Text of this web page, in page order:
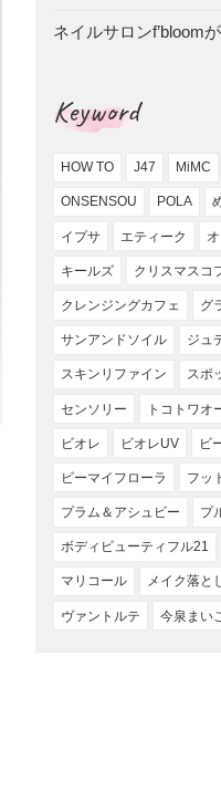
ネイルサロンf’bloom
Keyword
HOW TO J47 MiMC
ONSENSOU POLA
イプサ エティーク
キールズ クリスマスコ
クレンジングカフェ グ
サンアンドソイル ジュ
スキンリファイン スポ
センソリー トコトワオ
ビオレ ビオレUV ビ
ビーマイフローラ フッ
プラム＆アシュビー プ
ボディビューティフル21
マリコール メイク落と
ヴァントルテ 今泉まい